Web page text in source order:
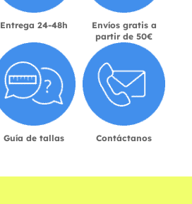
Entrega 24-48h
Envíos gratis a
partir de 50€
Guía de tallas Contáctanos